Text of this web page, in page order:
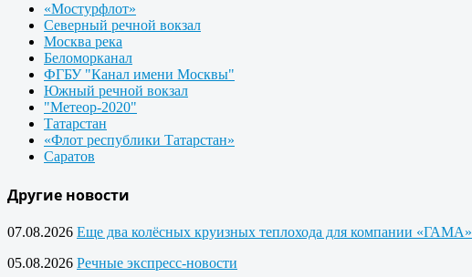
«Мостурфлот»
Северный речной вокзал
Москва река
Беломорканал
ФГБУ "Канал имени Москвы"
Южный речной вокзал
"Метеор-2020"
Татарстан
«Флот республики Татарстан»
Саратов
Другие новости
07.08.2026 Еще два колёсных круизных теплохода для компании «ГАМА»
05.08.2026 Речные экспресс-новости